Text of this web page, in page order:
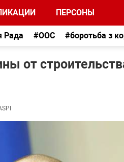
ПЕРСОНЫ
Рада #ООС #боротьба з
от